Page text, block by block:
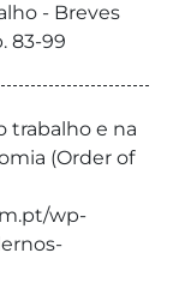
- Breves
83-99
trabalho e na
(Order of
wp-